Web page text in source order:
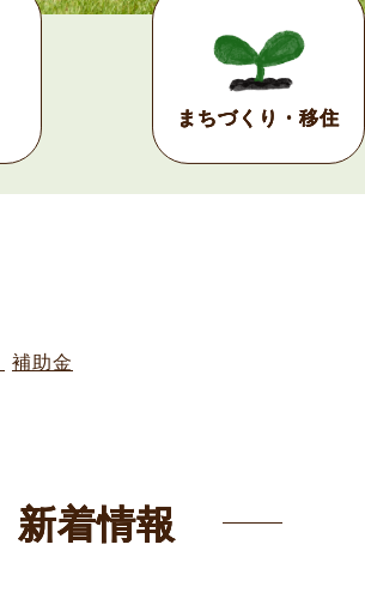
まちづくり・移住
補助金
新着情報